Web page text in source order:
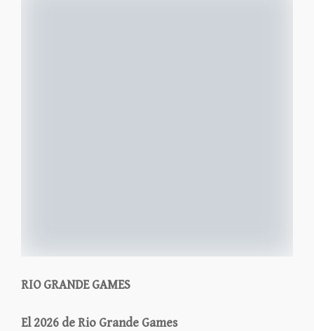
RIO GRANDE GAMES
El 2026 de Rio Grande Games